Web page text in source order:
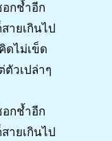
อกช้ำอีก
ายเกินไป
ดไม่เข็ด
วเปล่าๆ
อกช้ำอีก
ายเกินไป